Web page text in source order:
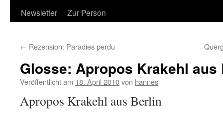
Newsletter
Zur Person
← Rezension: Paradies perdu
Glosse: Apropos Krakehl aus
Veröffentlicht am 18. April 2010von hannes
Apropos Krakehl aus Berlin